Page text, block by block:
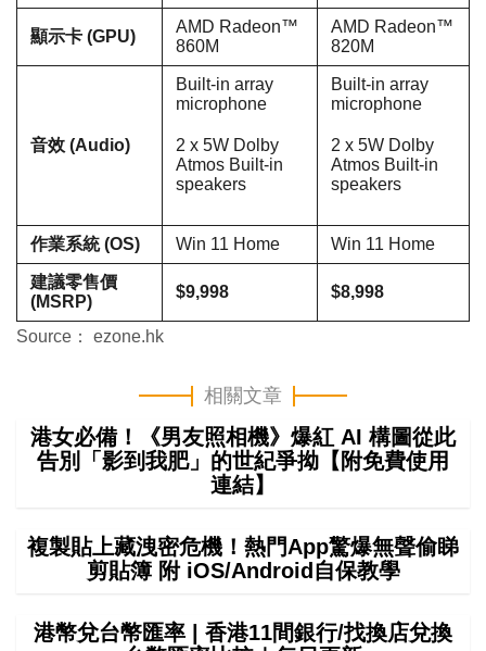
顯示卡 (GPU)
AMD Radeon™
860M
AMD Radeon™
820M
音效 (Audio)
Built-in array
microphone
2 x 5W Dolby
Atmos Built-in
speakers
Built-in array
microphone
2 x 5W Dolby
Atmos Built-in
speakers
作業系統 (OS) Win 11 Home Win 11 Home
建議零售價
(MSRP)
$9,998 $8,998
Source： ezone.hk
相關文章
港女必備！《男友照相機》爆紅 AI 構圖從此
告別「影到我肥」的世紀爭拗【附免費使用
連結】
複製貼上藏洩密危機！熱門App驚爆無聲偷睇
剪貼簿 附 iOS/Android自保教學
港幣兌台幣匯率 | 香港11間銀行/找換店兌換